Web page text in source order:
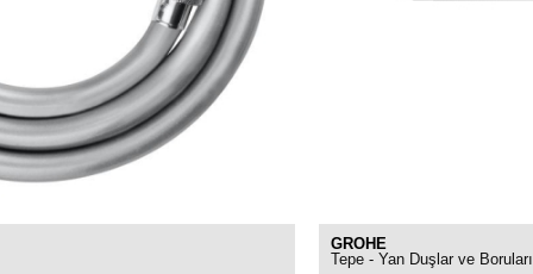
GROHE
Tepe - Yan Duşlar ve Boruları